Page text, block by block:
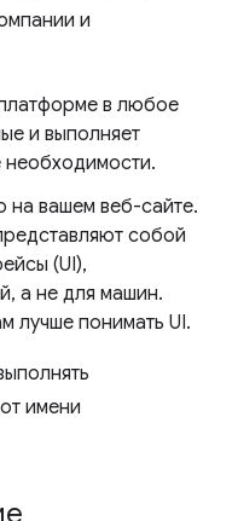
и
в любое
и выполняет
на вашем веб-сайте.
собой
(UI),
а не для машин.
лучше понимать UI.
имени